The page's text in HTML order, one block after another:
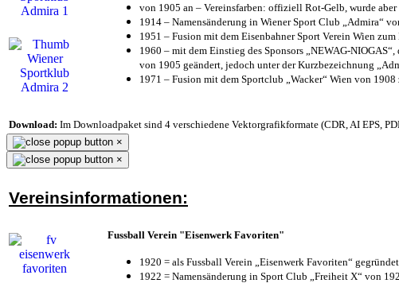
von 1905 an – Vereinsfarben: offiziell Rot-Gelb, wurde
1914 – Namensänderung in Wiener Sport Club „Admira“
1951 – Fusion mit dem Eisenbahner Sport Verein Wien
1960 – mit dem Einstieg des Sponsors „NEWAG-
von 1905 geändert, jedoch unter der Kurzbezeichnung
1971 – Fusion mit dem Sportclub „Wacker“ Wien von
Download: Im Downloadpaket sind 4 verschiedene Vektorgrafikformate (CDR, AI EPS,
×
×
Vereinsinformationen:
Fussball Verein "Eisenwerk Favoriten"
1920 = als Fussball Verein „Eisenwerk Favoriten“
1922 = Namensänderung in Sport Club „Freiheit X“ von